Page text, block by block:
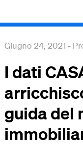
Giugno 24, 2021 -
I dati
guida del